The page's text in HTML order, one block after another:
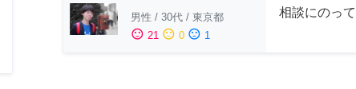
男性 / 30代 / 東京都
sentiment_satisfied 21 sentiment_neutral 0 sentiment_dissatisfied 1
相談にのっ